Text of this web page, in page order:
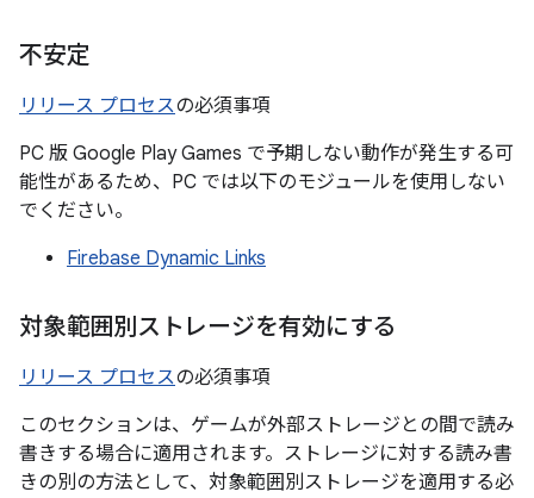
不安定
リリース プロセスの必須事項
PC 版 Google Play Games で予期しない動作が発生する可
能性があるため、PC では以下のモジュールを使用しない
でください。
Firebase Dynamic Links
対象範囲別ストレージを有効にする
リリース プロセスの必須事項
このセクションは、ゲームが外部ストレージとの間で読み
書きする場合に適用されます。ストレージに対する読み書
きの別の方法として、対象範囲別ストレージを適用する必